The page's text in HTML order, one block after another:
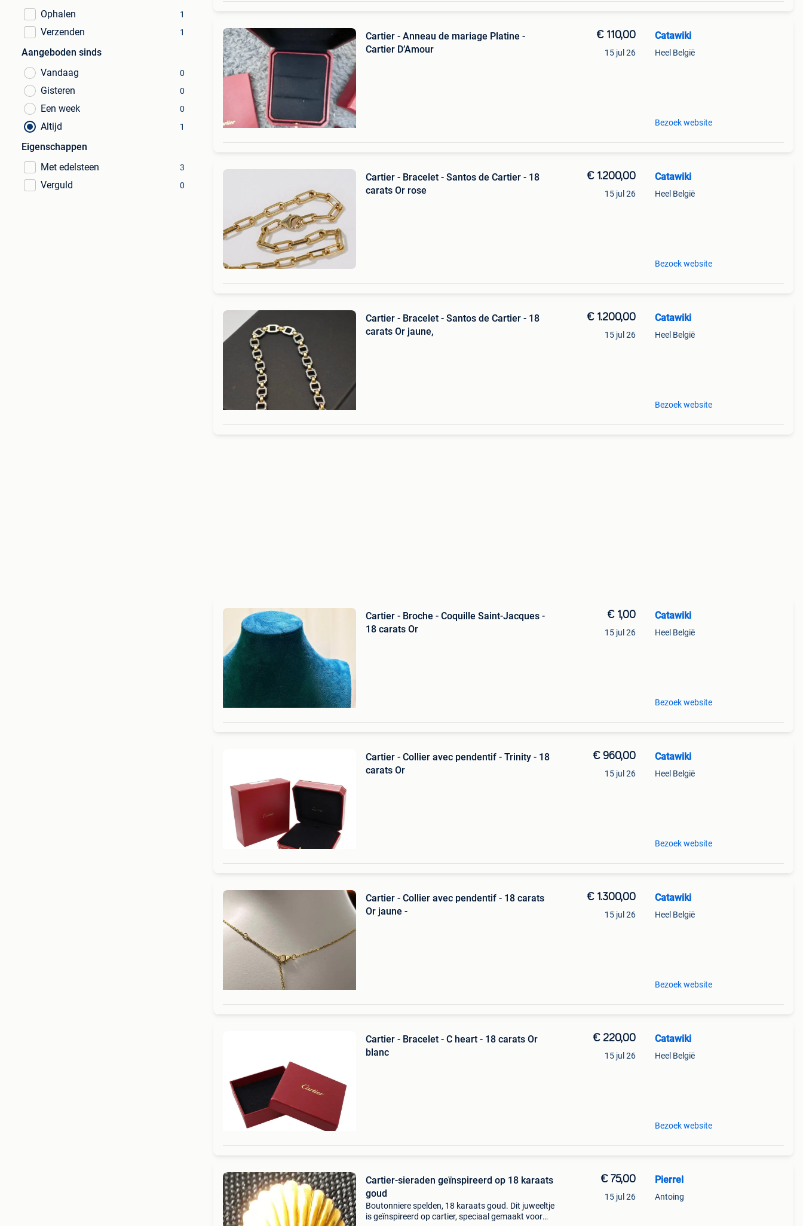
Ophalen
1
Verzenden 1
Aangeboden sinds
Vandaag
0
Gisteren 0
Een week 0
Altijd 1
Eigenschappen
Met edelsteen
3
Verguld 0
Cartier - Anneau de mariage Platine -
Cartier D’Amour
€ 110,00
15 jul 26
Catawiki
Heel België
Bezoek website
Cartier - Bracelet - Santos de Cartier - 18
carats Or rose
€ 1.200,00
15 jul 26
Catawiki
Heel België
Bezoek website
Cartier - Bracelet - Santos de Cartier - 18
carats Or jaune,
€ 1.200,00
15 jul 26
Catawiki
Heel België
Bezoek website
Cartier - Broche - Coquille Saint-Jacques -
18 carats Or
€ 1,00
15 jul 26
Catawiki
Heel België
Bezoek website
Cartier - Collier avec pendentif - Trinity - 18
carats Or
€ 960,00
15 jul 26
Catawiki
Heel België
Bezoek website
Cartier - Collier avec pendentif - 18 carats
Or jaune -
€ 1.300,00
15 jul 26
Catawiki
Heel België
Bezoek website
Cartier - Bracelet - C heart - 18 carats Or
blanc
€ 220,00
15 jul 26
Catawiki
Heel België
Bezoek website
Cartier-sieraden geïnspireerd op 18 karaats
goud
Boutonniere spelden, 18 karaats goud. Dit juweeltje
is geïnspireerd op cartier, speciaal gemaakt voor
€ 75,00
15 jul 26
Pierrel
Antoing